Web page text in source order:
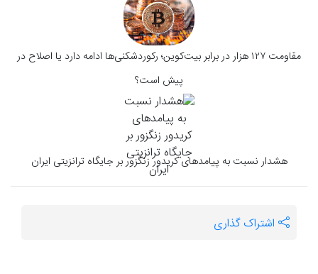
مقاومت ۱۲۷ هزار در برابر بیت‌کوین؛ رکوردشکنی‌ها ادامه دارد یا اصلاح در
پیش است؟
هشدار نسبت به پیامدهای کریدور زنگزور بر جایگاه ترانزیتی ایران
اشتراک گذاری